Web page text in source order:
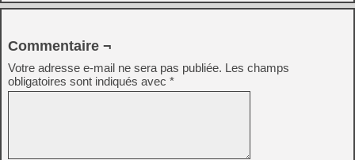
Commentaire ¬
Votre adresse e-mail ne sera pas publiée. Les champs
obligatoires sont indiqués avec *